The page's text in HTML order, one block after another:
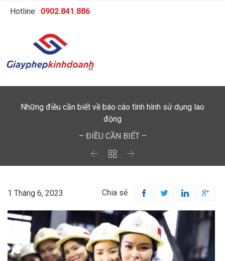
Hotline: 0902.841.886
Những điều cần biết về báo cáo tình hình sử dụng lao
động
– ĐIỀU CẦN BIẾT –
  
1 Tháng 6, 2023 Chia sẻ    